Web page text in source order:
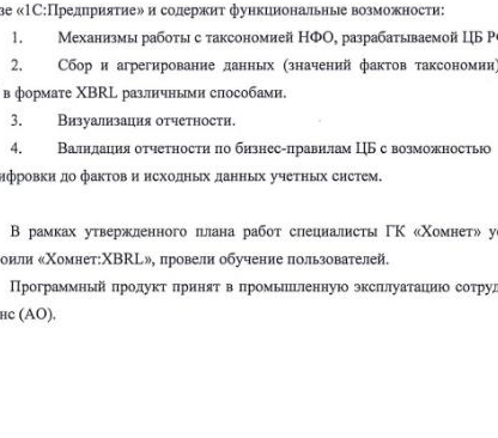
«Хомнет:XBRL», провели обучение пользователей.
Программный продукт принят в промышленную
Результат
Внедрение «Хомнет:XBRL» значительно упростило
надзорной и статистической отчетности по таксономии
снижению нагрузки на сотрудников, вовлеченных в
значительно сократилось время на сбор данных, а
данных снизилось количество ошибок в отчётности.
Кит Финанс (АО) продолжает сотрудничать с ГК